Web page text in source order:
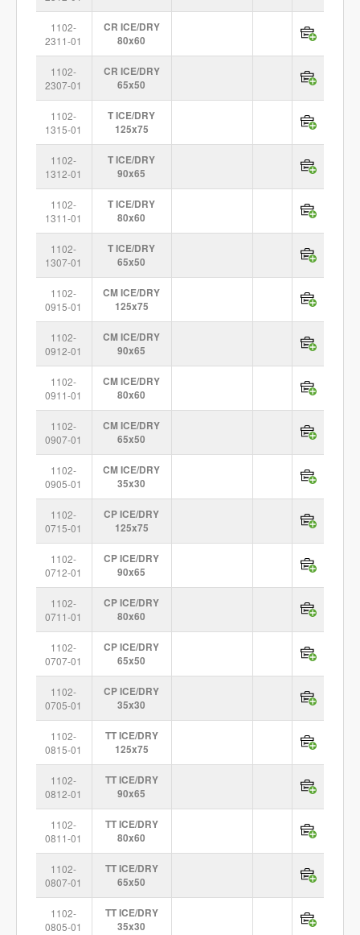
1102-
2311-01
CR ICE/DRY
80x60
1102-
2307-01
CR ICE/DRY
65x50
1102-
1315-01
T ICE/DRY
125x75
1102-
1312-01
T ICE/DRY
90x65
1102-
1311-01
T ICE/DRY
80x60
1102-
1307-01
T ICE/DRY
65x50
1102-
0915-01
CM ICE/DRY
125x75
1102-
0912-01
CM ICE/DRY
90x65
1102-
0911-01
CM ICE/DRY
80x60
1102-
0907-01
CM ICE/DRY
65x50
1102-
0905-01
CM ICE/DRY
35x30
1102-
0715-01
CP ICE/DRY
125x75
1102-
0712-01
CP ICE/DRY
90x65
1102-
0711-01
CP ICE/DRY
80x60
1102-
0707-01
CP ICE/DRY
65x50
1102-
0705-01
CP ICE/DRY
35x30
1102-
0815-01
TT ICE/DRY
125x75
1102-
0812-01
TT ICE/DRY
90x65
1102-
0811-01
TT ICE/DRY
80x60
1102-
0807-01
TT ICE/DRY
65x50
1102-
0805-01
TT ICE/DRY
35x30